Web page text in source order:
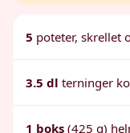
5 poteter, skrellet
3.5 dl terninger
1 boks (425 g)